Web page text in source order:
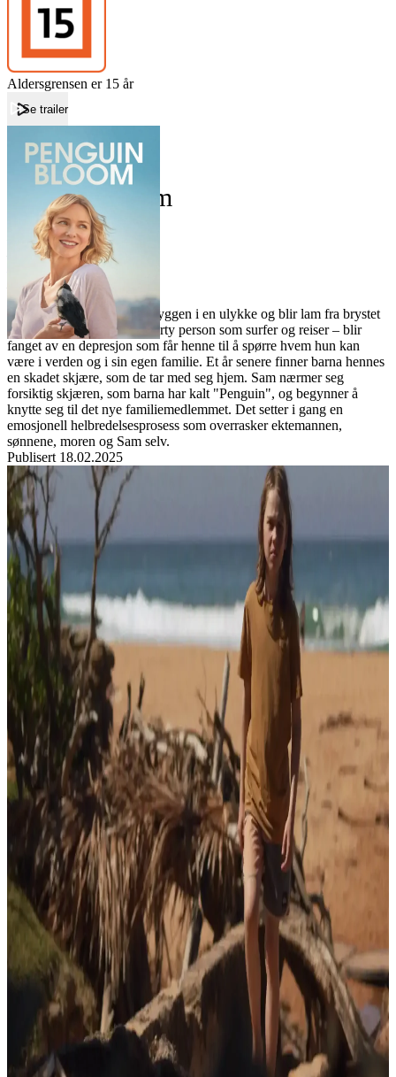
Aldersgrensen er 15 år
Se trailer
ForsidePenguin Bloom
Penguin Bloom
Forfatter:
Leverandør:
Norgesfilm AS
Lisens:
Samantha Bloom brekker ryggen i en ulykke og blir lam fra brystet
og ned. Sam – en ellers sporty person som surfer og reiser – blir
fanget av en depresjon som får henne til å spørre hvem hun kan
være i verden og i sin egen familie. Et år senere finner barna hennes
en skadet skjære, som de tar med seg hjem. Sam nærmer seg
forsiktig skjæren, som barna har kalt "Penguin", og begynner å
knytte seg til det nye familiemedlemmet. Det setter i gang en
emosjonell helbredelsesprosess som overrasker ektemannen,
sønnene, moren og Sam selv.
Publisert 18.02.2025